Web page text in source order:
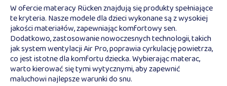
W ofercie materacy Rücken znajdują się produkty spełniające
te kryteria. Nasze modele dla dzieci wykonane są z wysokiej
jakości materiałów, zapewniając komfortowy sen.
Dodatkowo, zastosowanie nowoczesnych technologii, takich
jak system wentylacji Air Pro, poprawia cyrkulację powietrza,
co jest istotne dla komfortu dziecka. Wybierając materac,
warto kierować się tymi wytycznymi, aby zapewnić
maluchowi najlepsze warunki do snu.